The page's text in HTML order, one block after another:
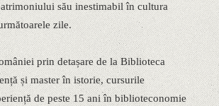
său inestimabil în cultura
zile.
prin detașare de la Biblioteca
și master în istorie, cursurile
de peste 15 ani în biblioteconomie